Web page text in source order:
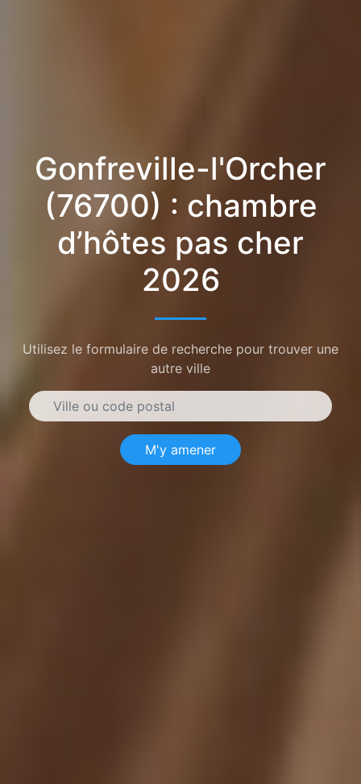
Gonfreville-l'Orcher
(76700) : chambre
d’hôtes pas cher
2026
Utilisez le formulaire de recherche pour trouver une
autre ville
M'y amener